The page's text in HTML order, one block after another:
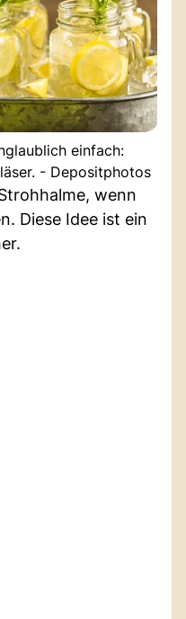
einfach:
- Depositphotos
wenn
Diese Idee ist ein